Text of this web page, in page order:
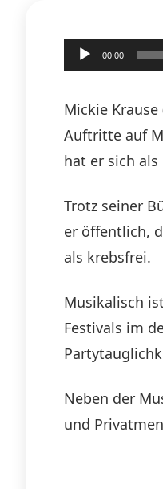
Audio-
Player
00:00
Mickie
Auftritte auf
hat er sich
Trotz seiner
er öffentlich,
als krebsfrei.
Musikalisch
Festivals im
Neben der
und